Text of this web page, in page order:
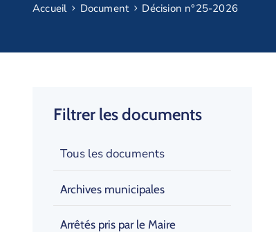
Accueil Document Décision n°25-2026
Filtrer les documents
Tous les documents
Archives municipales
Arrêtés pris par le Maire